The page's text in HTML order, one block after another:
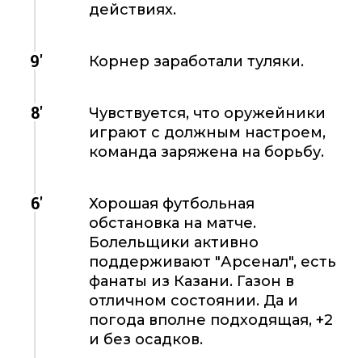
действиях.
9' Корнер заработали туляки.
8'
Чувствуется, что оружейники
играют с должным настроем,
команда заряжена на борьбу.
6'
Хорошая футбольная
обстановка на матче.
Болельщики активно
поддерживают "Арсенал", есть
фанаты из Казани. Газон в
отличном состоянии. Да и
погода вполне подходящая, +2
и без осадков.